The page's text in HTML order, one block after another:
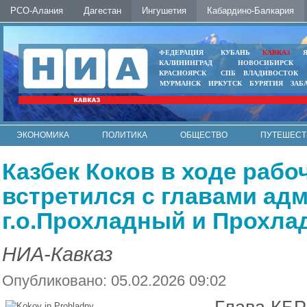
РСО-Алания Дагестан Ингушетия Кабардино-Балкария
ФЕДЕРАЦИЯ КУБАНЬ КАВКАЗ
КАЛИНИНГРАД
НОВОСИБИРСК
КРАСНОЯРСК
СПБ
ВЛАДИВОСТОК
МУРМАНСК
ИРКУТСК БУРЯТИЯ
ЭКОНОМИКА ПОЛИТИКА ОБЩЕСТВО
Казбек Коков в ходе
встретился с главами
г.о.Прохладный и
НИА-Кавказ
Опубликовано: 05.02.2026 09:02